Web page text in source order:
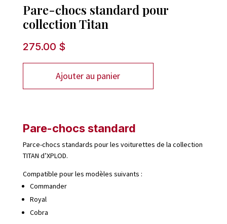
Pare-chocs standard pour
collection Titan
275.00 $
Ajouter au panier
Pare-chocs standard
Parce-chocs standards pour les voiturettes de la collection
TITAN d’XPLOD.
Compatible pour les modèles suivants :
Commander
Royal
Cobra